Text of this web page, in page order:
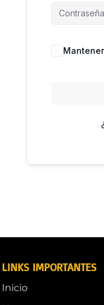
LINKS IMPORTANTES
Inicio